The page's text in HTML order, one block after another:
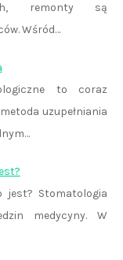
remonty są
Wśród…
to coraz
uzupełniania
Stomatologia
medycyny. W